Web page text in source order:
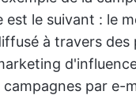
est le suivant : le
à travers des
par e-